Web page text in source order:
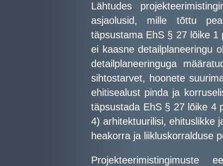
Lähtudes
asjaolusid, mille tõttu
täpsustama EhS § 27 lõike
ei kaasne detailplaneeringu
detailplaneeringuga
sihtostarvet, hoonete
ehitisealust pinda ja
täpsustada EhS § 27 lõike 4
4) arhitektuurilisi, ehituslikke
heakorra ja liikluskorralduse
Projekteerimistingimuste